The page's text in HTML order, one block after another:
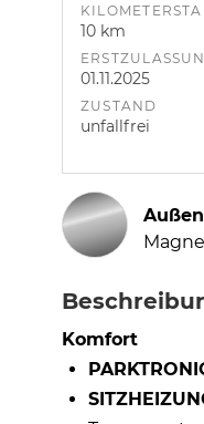
10 km
01.11.2025
ZUSTAND
unfallfrei
Komfort